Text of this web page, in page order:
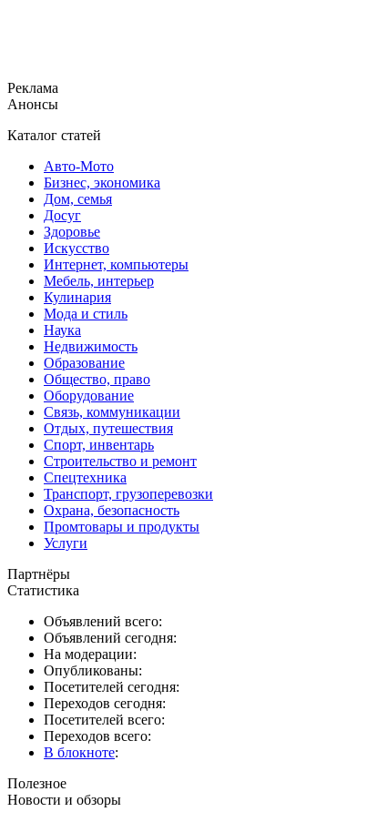
Реклама
Анонсы
Каталог статей
Авто-Мото
Бизнес, экономика
Дом, семья
Досуг
Здоровье
Искусство
Интернет, компьютеры
Мебель, интерьер
Кулинария
Мода и стиль
Наука
Недвижимость
Образование
Общество, право
Оборудование
Связь, коммуникации
Отдых, путешествия
Спорт, инвентарь
Строительство и ремонт
Спецтехника
Транспорт, грузоперевозки
Охрана, безопасность
Промтовары и продукты
Услуги
Партнёры
Статистика
Объявлений всего:
Объявлений сегодня:
На модерации:
Опубликованы:
Посетителей сегодня:
Переходов сегодня:
Посетителей всего:
Переходов всего:
В блокноте:
Полезное
Новости и обзоры